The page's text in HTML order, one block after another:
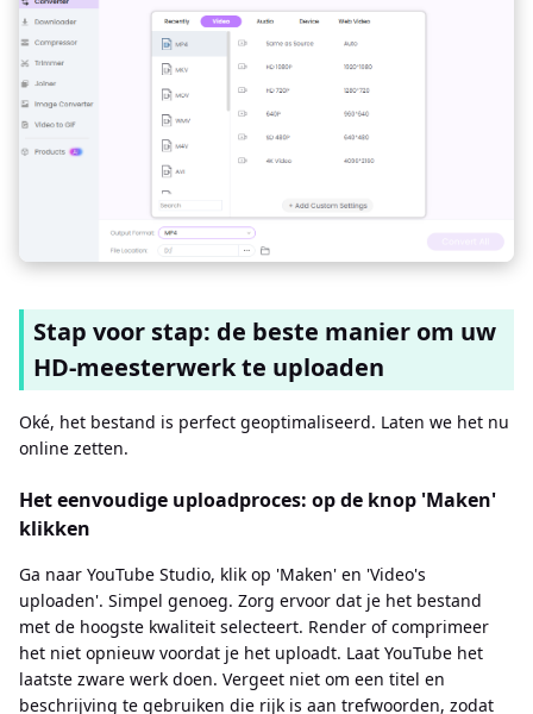
Stap voor stap: de beste manier om uw
HD-meesterwerk te uploaden
Oké, het bestand is perfect geoptimaliseerd. Laten we het nu
online zetten.
Het eenvoudige uploadproces: op de knop 'Maken'
klikken
Ga naar YouTube Studio, klik op 'Maken' en 'Video's
uploaden'. Simpel genoeg. Zorg ervoor dat je het bestand
met de hoogste kwaliteit selecteert. Render of comprimeer
het niet opnieuw voordat je het uploadt. Laat YouTube het
laatste zware werk doen. Vergeet niet om een ​​titel en
beschrijving te gebruiken die rijk is aan trefwoorden, zodat